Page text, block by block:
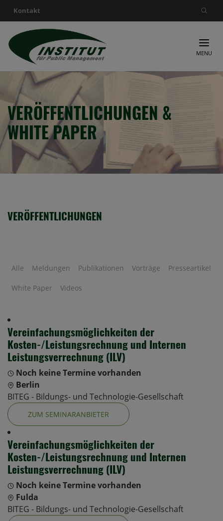
Kontakt
Suche nach:
MENU
VERÖFFENTLICHUNGEN &
WHITE PAPER
VERÖFFENTLICHUNGEN
Alle Meldungen Publikationen Vorträge Presseartikel
White Paper Videos
Vereinfachungsmöglichkeiten der
Kosten-/Leistungsrechnung und Internen
Leistungsverrechnung (ILV)
Noch keine Termine vorhanden
Berlin
BITEG - Bildungs- und Technologie-Gesellschaft
ZUM SEMINARANBIETER
Vereinfachungsmöglichkeiten der
Kosten-/Leistungsrechnung und Internen
Leistungsverrechnung (ILV)
Noch keine Termine vorhanden
Fulda
BITEG - Bildungs- und Technologie-Gesellschaft